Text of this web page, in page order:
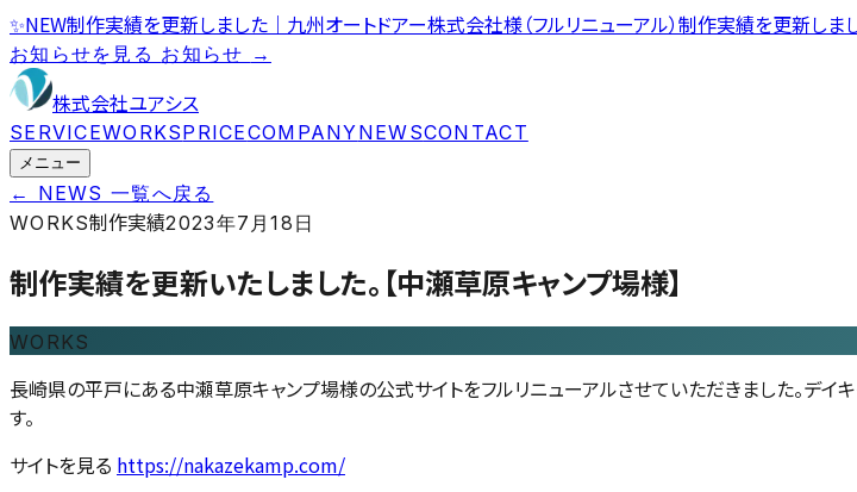
✨NEW制作実績を更新しました｜九州オートドアー株式会社様（フルリニューアル）制作実績を更新しま
お知らせを見る お知らせ →
株式会社ユアシス
SERVICEWORKSPRICECOMPANYNEWSCONTACT
メニュー
← NEWS 一覧へ戻る
WORKS制作実績2023年7月18日
制作実績を更新いたしました。【中瀬草原キャンプ場様】
WORKS
長崎県の平戸にある中瀬草原キャンプ場様の公式サイトをフルリニューアルさせていただきました。デ
す。
サイトを見る https://nakazekamp.com/